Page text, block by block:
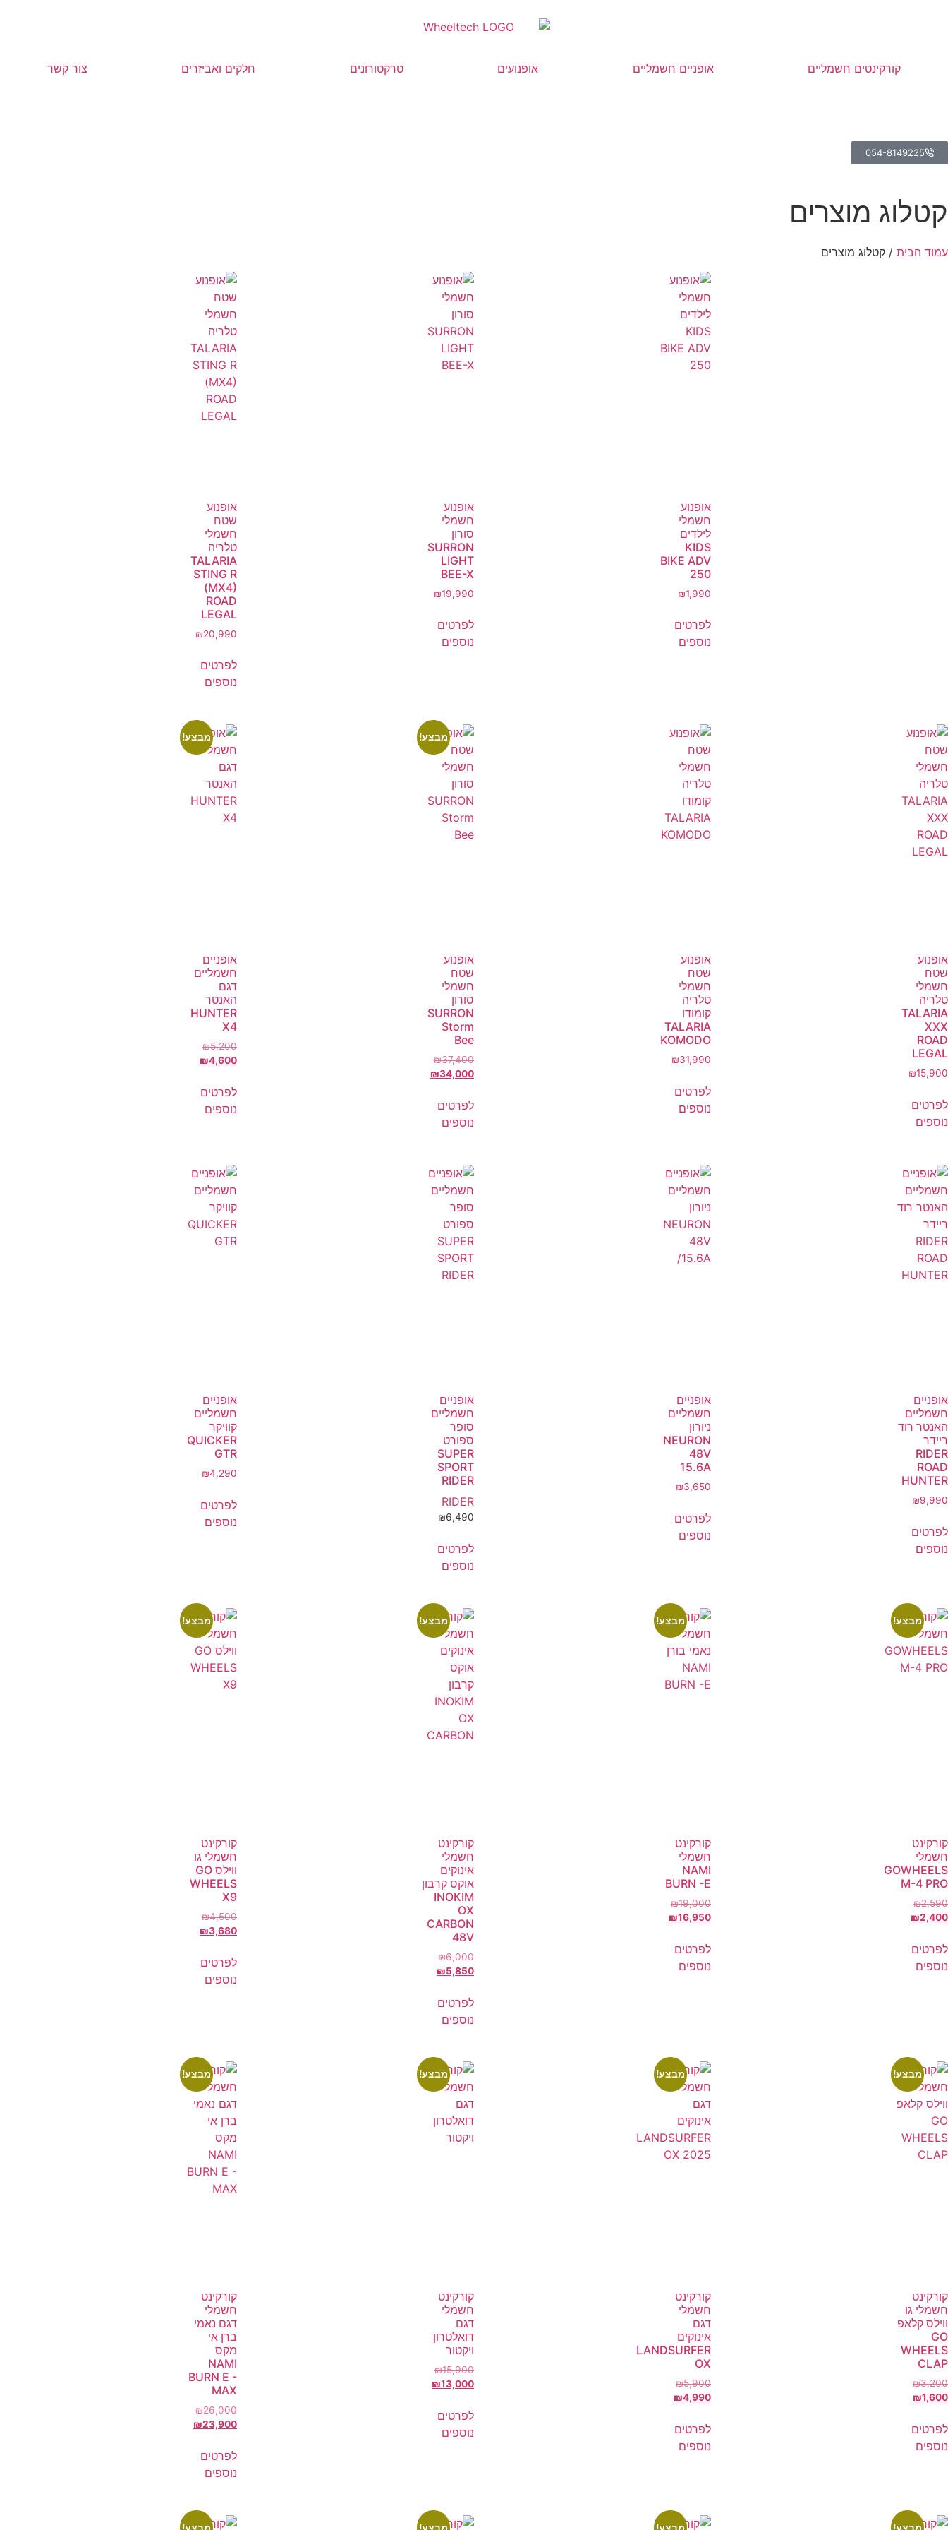
קורקינטים חשמליים אופניים חשמליים אופנועים טרקטורונים חלקים ואביזרים צור קשר
054-8149225
קטלוג מוצרים
עמוד הבית / קטלוג מוצרים
אופנוע
חשמלי
לילדים
KIDS
BIKE ADV
250
₪1,990
לפרטים
נוספים
אופנוע
חשמלי
סורון
SURRON
LIGHT
BEE-X
₪19,990
לפרטים
נוספים
אופנוע
שטח
חשמלי
טלריה
TALARIA
STING R
(MX4)
ROAD
LEGAL
₪20,990
לפרטים
נוספים
אופנוע
שטח
חשמלי
טלריה
TALARIA
XXX
ROAD
LEGAL
₪15,900
לפרטים
נוספים
אופנוע
שטח
חשמלי
טלריה
קומודו
TALARIA
KOMODO
₪31,990
לפרטים
נוספים
מבצע!
אופנוע
שטח
חשמלי
סורון
SURRON
Storm
Bee
₪37,400
₪34,000
לפרטים
נוספים
מבצע!
אופניים
חשמליים
דגם
האנטר
HUNTER
X4
₪5,200
₪4,600
לפרטים
נוספים
אופניים
חשמליים
האנטר רוד
ריידר
RIDER
ROAD
HUNTER
₪9,990
לפרטים
נוספים
אופניים
חשמליים
ניורון
NEURON
48V
15.6A
₪3,650
לפרטים
נוספים
אופניים
חשמליים
סופר
ספורט
SUPER
SPORT
RIDER
RIDER
₪6,490
לפרטים
נוספים
אופניים
חשמליים
קוויקר
QUICKER
GTR
₪4,290
לפרטים
נוספים
מבצע!
קורקינט
חשמלי
GOWHEELS
M-4 PRO
₪2,590
₪2,400
לפרטים
נוספים
מבצע!
קורקינט
חשמלי
NAMI
BURN -E
₪19,000
₪16,950
לפרטים
נוספים
מבצע!
קורקינט
חשמלי
אינוקים
אוקס קרבון
INOKIM
OX
CARBON
48V
₪6,000
₪5,850
לפרטים
נוספים
מבצע!
קורקינט
חשמלי גו
ווילס GO
WHEELS
X9
₪4,500
₪3,680
לפרטים
נוספים
מבצע!
קורקינט
חשמלי גו
ווילס קלאפ
GO
WHEELS
CLAP
₪3,200
₪1,600
לפרטים
נוספים
מבצע!
קורקינט
חשמלי
דגם
אינוקים
LANDSURFER
OX
₪5,900
₪4,990
לפרטים
נוספים
מבצע!
קורקינט
חשמלי
דגם
דואלטרון
ויקטור
₪15,900
₪13,000
לפרטים
נוספים
מבצע!
קורקינט
חשמלי
דגם נאמי
ברן אי
מקס
NAMI
BURN E -
MAX
₪26,000
₪23,900
לפרטים
נוספים